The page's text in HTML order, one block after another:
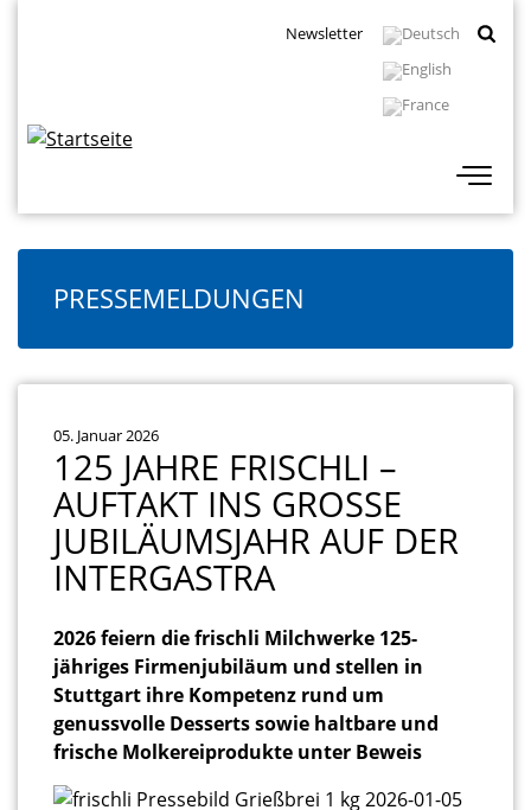
Newsletter
PRESSEMELDUNGEN
05. Januar 2026
125 JAHRE FRISCHLI –
AUFTAKT INS GROSSE J
UBILÄUMSJAHR AUF DER I
NTERGASTRA
2026 feiern die frischli Milchwerke 125-
jähriges Firmenjubiläum und stellen in
Stuttgart ihre Kompetenz rund um
genussvolle Desserts sowie haltbare und
frische Molkereiprodukte unter Beweis